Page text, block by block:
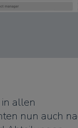
allen
nun auch